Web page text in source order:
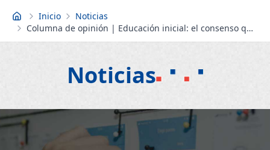
Inicio Inicio
Noticias
Columna de opinión | Educación inicial: el consenso que
no puede esperar
Noticias